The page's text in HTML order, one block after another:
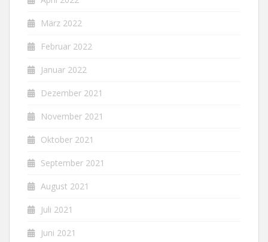
März 2022
Februar 2022
Januar 2022
Dezember 2021
November 2021
Oktober 2021
September 2021
August 2021
Juli 2021
Juni 2021